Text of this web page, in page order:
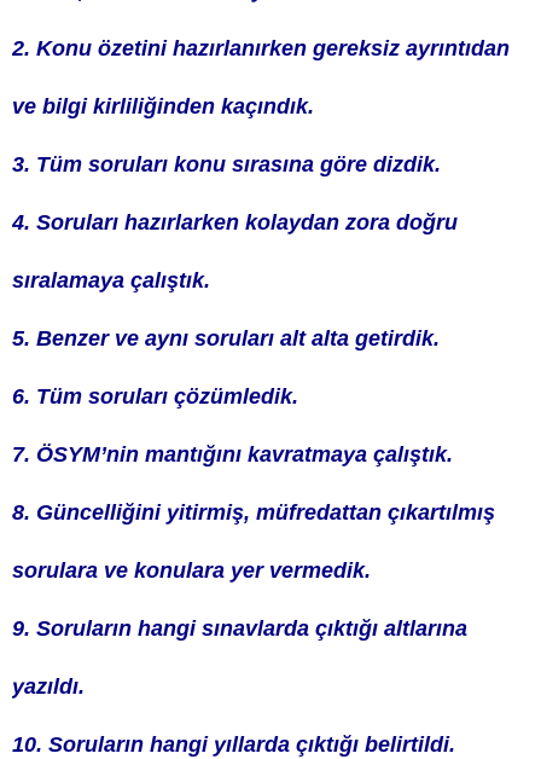
2. Konu özetini hazırlanırken gereksiz ayrıntıdan
ve bilgi kirliliğinden kaçındık.
3. Tüm soruları konu sırasına göre dizdik.
4. Soruları hazırlarken kolaydan zora doğru
sıralamaya çalıştık.
5. Benzer ve aynı soruları alt alta getirdik.
6. Tüm soruları çözümledik.
7. ÖSYM’nin mantığını kavratmaya çalıştık.
8. Güncelliğini yitirmiş, müfredattan çıkartılmış
sorulara ve konulara yer vermedik.
9. Soruların hangi sınavlarda çıktığı altlarına
yazıldı.
10. Soruların hangi yıllarda çıktığı belirtildi.